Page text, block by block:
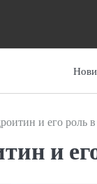
и его роль в
и